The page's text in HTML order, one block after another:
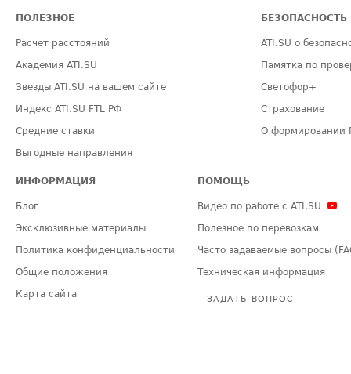
ПОЛЕЗНОЕ
Расчет расстояний
Академия ATI.SU
Звезды ATI.SU на вашем сайте
Индекс ATI.SU FTL РФ
Средние ставки
Выгодные направления
БЕЗОПАСНОСТЬ
ATI.SU о
Памятка по
Светофор+
Страхование
О формировании
ИНФОРМАЦИЯ
Блог
Эксклюзивные материалы
Политика конфиденциальности
Общие положения
Карта сайта
ПОМОЩЬ
Видео по работе с ATI.SU
Полезное по перевозкам
Часто задаваемые вопросы
Техническая информация
ЗАДАТЬ ВОПРОС